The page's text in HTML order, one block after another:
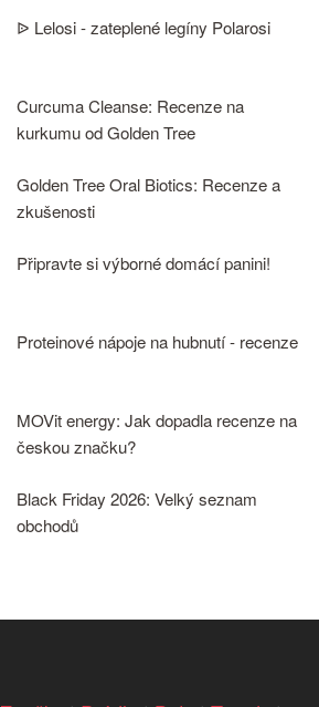
ᐉ Lelosi - zateplené legíny Polarosi
Curcuma Cleanse: Recenze na
kurkumu od Golden Tree
Golden Tree Oral Biotics: Recenze a
zkušenosti
Připravte si výborné domácí panini!
Proteinové nápoje na hubnutí - recenze
MOVit energy: Jak dopadla recenze na
českou značku?
Black Friday 2026: Velký seznam
obchodů